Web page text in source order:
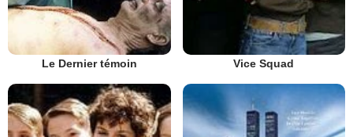
Le Dernier témoin Vice Squad